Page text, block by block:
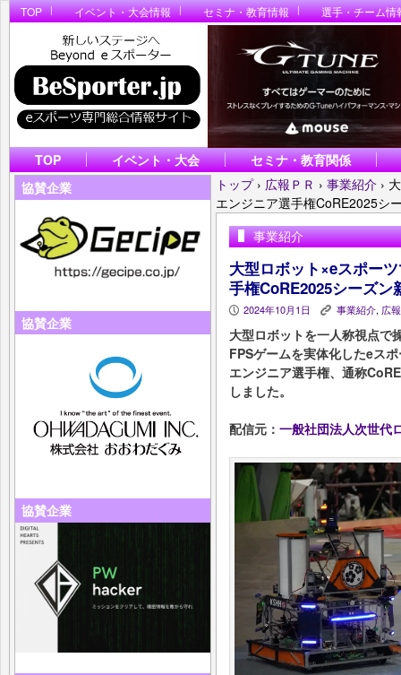
TOP イベント・大会情報 セミナ・教育情報 選手・チーム情
TOP イベント・大会
セミナ・教育関係
協賛企業
協賛企業
協賛企業
トップ › 広報ＰＲ › 事業紹介 ›
エンジニア選手権CoRE2025シ
事業紹介
大型ロボット×eスポー
手権CoRE2025シーズン
P 2024年10月1日 K 事業紹介, 広
大型ロボットを一人称視点で
FPSゲームを実体化したeス
エンジニア選手権、通称
しました。
配信元： 一般社団法人次世代